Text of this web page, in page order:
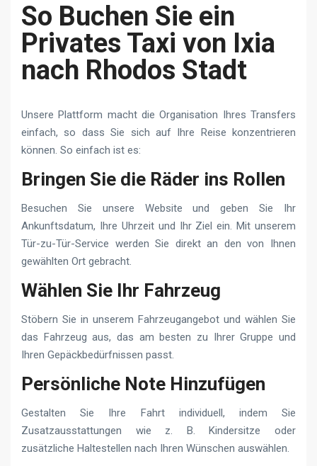
So Buchen Sie ein
Privates Taxi von Ixia
nach Rhodos Stadt
Unsere Plattform macht die Organisation Ihres Transfers
einfach, so dass Sie sich auf Ihre Reise konzentrieren
können. So einfach ist es:
Bringen Sie die Räder ins Rollen
Besuchen Sie unsere Website und geben Sie Ihr
Ankunftsdatum, Ihre Uhrzeit und Ihr Ziel ein. Mit unserem
Tür-zu-Tür-Service werden Sie direkt an den von Ihnen
gewählten Ort gebracht.
Wählen Sie Ihr Fahrzeug
Stöbern Sie in unserem Fahrzeugangebot und wählen Sie
das Fahrzeug aus, das am besten zu Ihrer Gruppe und
Ihren Gepäckbedürfnissen passt.
Persönliche Note Hinzufügen
Gestalten Sie Ihre Fahrt individuell, indem Sie
Zusatzausstattungen wie z. B. Kindersitze oder
zusätzliche Haltestellen nach Ihren Wünschen auswählen.